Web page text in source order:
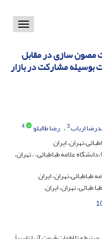
Toggle
مصون سازی در مقابل
بوسیله مشارکت در بازار
ارباب3 رضا طالبلو
4
ایران
علامه طباطبائی، ، تهران،
طباطبائی،تهران، ایران
طبائی، تهران، ایران.